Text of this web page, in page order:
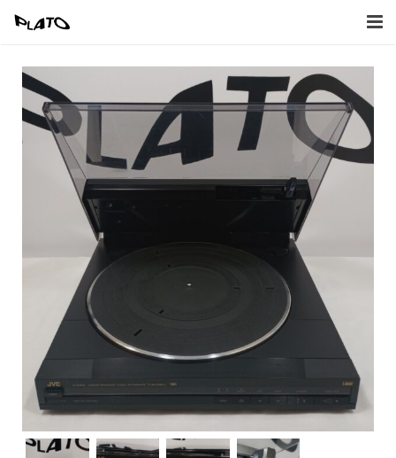
Home
Inkoop
Verkoop
Afbeeldingen
Naar Webwinkel